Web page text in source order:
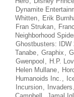
Dynamite
Whitten, Erik
Fran Strukan,
Neighborhood
Ghostbusters: IDW
Tanabe, Graphix ,
Gwenpool , H.P.
Helen Mullane,
Humanoids Inc. ,
Incursion, Invaders ,